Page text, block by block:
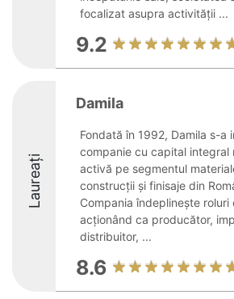
focalizat asupra activității ...
9.2
Laureați
Damila
Fondată în 1992, Damila s-a
companie cu capital integral
activă pe segmentul
construcții și finisaje din
Compania îndeplinește roluri
acționând ca producător,
distribuitor, ...
8.6